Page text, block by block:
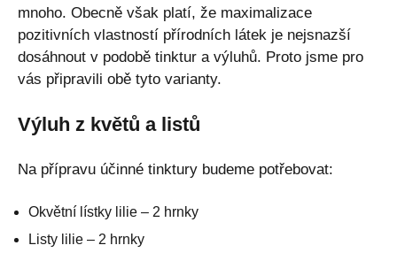
mnoho. Obecně však platí, že maximalizace
pozitivních vlastností přírodních látek je nejsnazší
dosáhnout v podobě tinktur a výluhů. Proto jsme pro
vás připravili obě tyto varianty.
Výluh z květů a listů
Na přípravu účinné tinktury budeme potřebovat:
Okvětní lístky lilie – 2 hrnky
Listy lilie – 2 hrnky